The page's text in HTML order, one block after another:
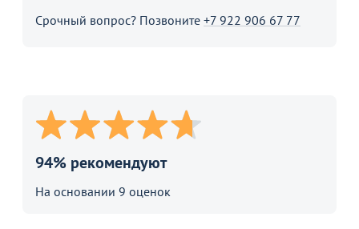
Срочный вопрос? Позвоните +7 922 906 67 77
94% рекомендуют
На основании 9 оценок